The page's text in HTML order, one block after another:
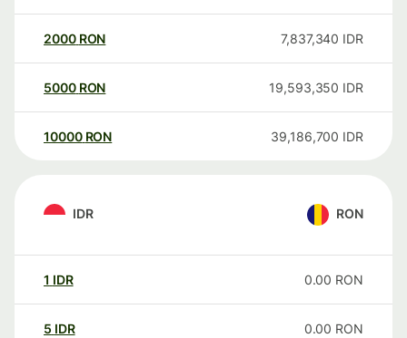
2000 RON 7,837,340 IDR
5000 RON 19,593,350 IDR
10000 RON 39,186,700 IDR
IDR RON
1 IDR 0.00 RON
5 IDR 0.00 RON